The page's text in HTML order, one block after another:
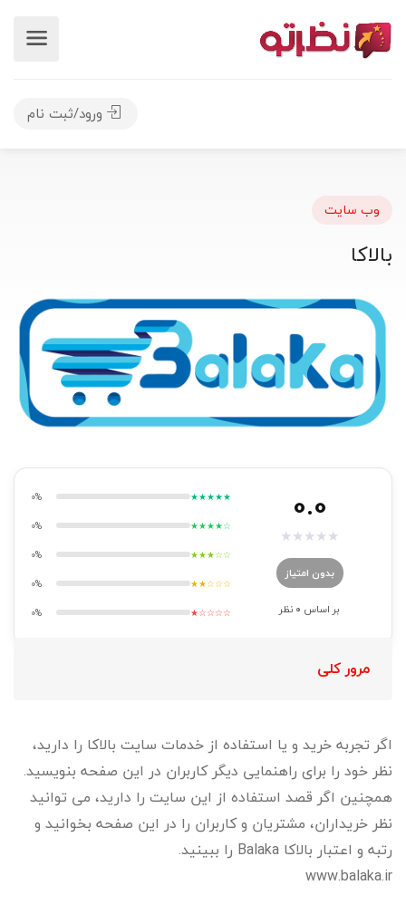
ورود/ثبت نام
وب سایت
بالاکا
0.0
★
★
★
★
★
بدون امتیاز
بر اساس 0 نظر
★★★★★
0%
★★★★☆
0%
★★★☆☆
0%
★★☆☆☆
0%
★☆☆☆☆
0%
مرور کلی
اگر تجربه خرید و یا استفاده از خدمات سایت بالاکا را دارید،
نظر خود را برای راهنمایی دیگر کاربران در این صفحه بنویسید.
همچنین اگر قصد استفاده از این سایت را دارید، می توانید
نظر خریداران، مشتریان و کاربران را در این صفحه بخوانید و
رتبه و اعتبار بالاکا Balaka را ببینید.
www.balaka.ir